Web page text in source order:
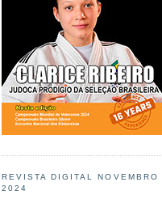
REVISTA DIGITAL NOVEMBRO
2024